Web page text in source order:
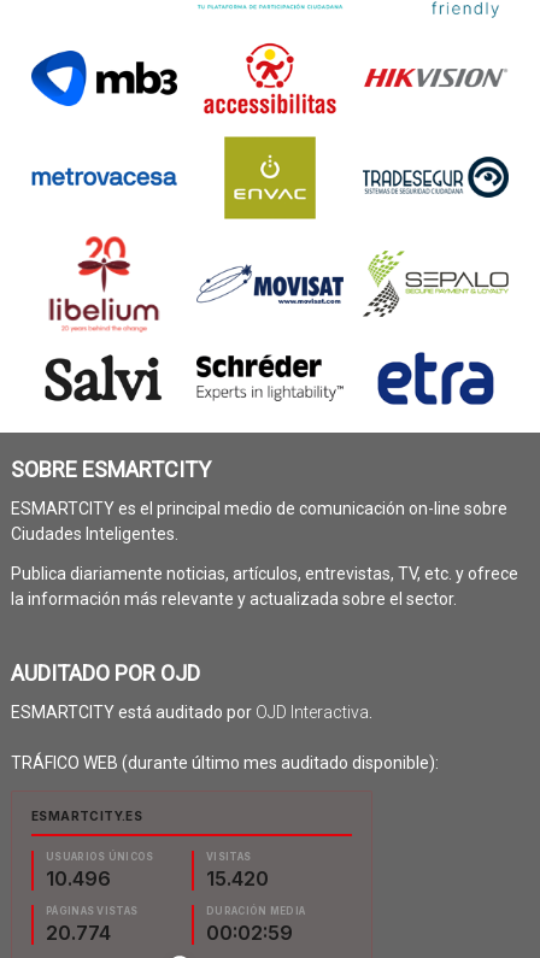
SOBRE ESMARTCITY
ESMARTCITY es el principal medio de comunicación on-line sobre
Ciudades Inteligentes.
Publica diariamente noticias, artículos, entrevistas, TV, etc. y ofrece
la información más relevante y actualizada sobre el sector.
AUDITADO POR OJD
ESMARTCITY está auditado por OJD Interactiva
TRÁFICO WEB (durante último mes auditado disponible):